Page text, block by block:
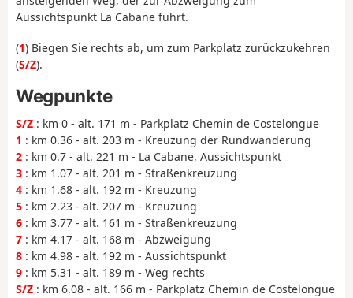
Aussichtspunkt La Cabane führt.
(1) Biegen Sie rechts ab, um zum Parkplatz zurückzukehren
(S/Z).
Wegpunkte
S/Z : km 0 - alt. 171 m - Parkplatz Chemin de Costelongue
1 : km 0.36 - alt. 203 m - Kreuzung der Rundwanderung
2 : km 0.7 - alt. 221 m - La Cabane, Aussichtspunkt
3 : km 1.07 - alt. 201 m - Straßenkreuzung
4 : km 1.68 - alt. 192 m - Kreuzung
5 : km 2.23 - alt. 207 m - Kreuzung
6 : km 3.77 - alt. 161 m - Straßenkreuzung
7 : km 4.17 - alt. 168 m - Abzweigung
8 : km 4.98 - alt. 192 m - Aussichtspunkt
9 : km 5.31 - alt. 189 m - Weg rechts
S/Z : km 6.08 - alt. 166 m - Parkplatz Chemin de Costelongue